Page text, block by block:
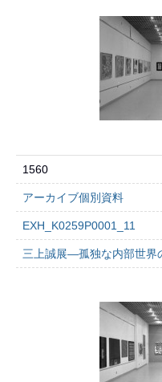
1560
アーカイブ個別資料
EXH_K0259P0001_11
三上誠展―孤独な内部世